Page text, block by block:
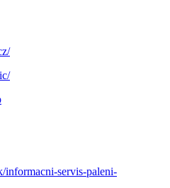
informacni-servis-paleni-